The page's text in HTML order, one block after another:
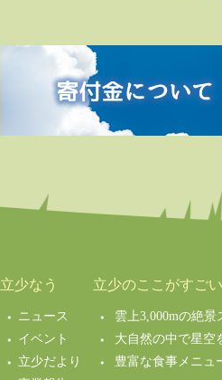
立少なう
ニュース
イベント
立少だより
立少のここがすご
雲上3,000mの絶
大自然の中で星空
豊富な食事メニュ